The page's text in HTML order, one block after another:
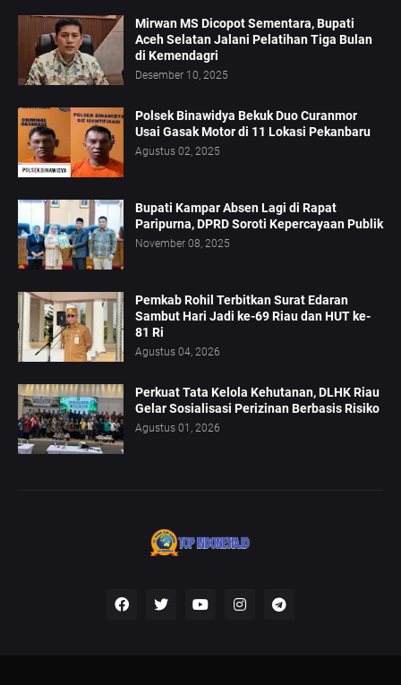
Mirwan MS Dicopot Sementara, Bupati
Aceh Selatan Jalani Pelatihan Tiga Bulan
di Kemendagri
Desember 10, 2025
Polsek Binawidya Bekuk Duo Curanmor
Usai Gasak Motor di 11 Lokasi Pekanbaru
Agustus 02, 2025
Bupati Kampar Absen Lagi di Rapat
Paripurna, DPRD Soroti Kepercayaan Publik
November 08, 2025
Pemkab Rohil Terbitkan Surat Edaran
Sambut Hari Jadi ke-69 Riau dan HUT ke-
81 Ri
Agustus 04, 2026
Perkuat Tata Kelola Kehutanan, DLHK Riau
Gelar Sosialisasi Perizinan Berbasis Risiko
Agustus 01, 2026